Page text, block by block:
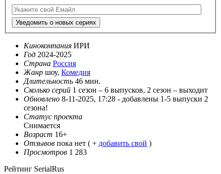
Уведомить о новых сериях
Кинокомпания ИРИ
Год 2024-2025
Страна Россия
Жанр шоу, Комедия
Длительность 46 мин.
Сколько серий 1 сезон – 6 выпусков, 2 сезон – выходит
Обновлено 8-11-2025, 17:28 - добавлены 1-5 выпуски 2
сезона!
Статус проекта
Снимается
Возраст 16+
Отзывов пока нет ( + добавить свой )
Просмотров 1 283
Рейтинг SerialRus